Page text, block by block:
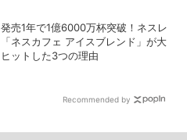
発売1年で1億6000万杯突破！ネスレ
「ネスカフェ アイスブレンド」が大
ヒットした3つの理由
Recommended by